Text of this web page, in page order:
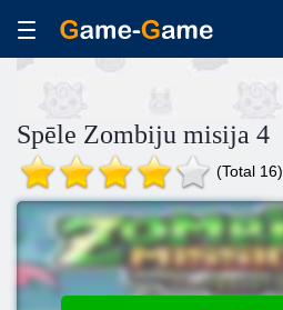
Spēle Zombiju misija 4
(Total 16)